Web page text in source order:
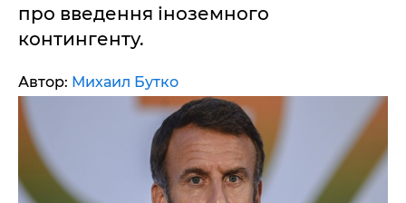
про введення іноземного
контингенту.
Автор: Михаил Бутко